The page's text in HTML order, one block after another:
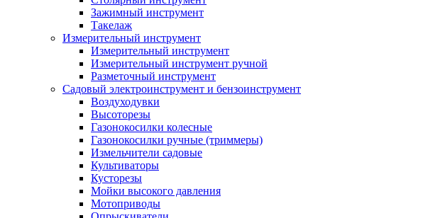
Зажимный инструмент
Такелаж
Измерительный инструмент
Измерительный инструмент
Измерительный инструмент ручной
Разметочный инструмент
Садовый электроинструмент и бензоинструмент
Воздуходувки
Высоторезы
Газонокосилки колесные
Газонокосилки ручные (триммеры)
Измельчители садовые
Культиваторы
Кусторезы
Мойки высокого давления
Мотоприводы